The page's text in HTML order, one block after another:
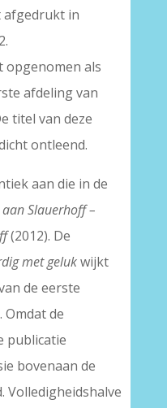
in
opgenomen als
afdeling van
titel van deze
ontleend.
aan die in de
aan Slauerhoff –
(2012). De
met gelukwijkt
de eerste
Omdat de
publicatie
bovenaan de
Volledigheidshalve